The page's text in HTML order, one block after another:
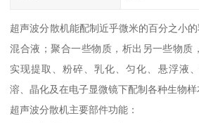
超声波分散机能配制近乎微米的百分之小
混合液；聚合一些物质，析出另一些物质
实现提取、粉碎、乳化、匀化、悬浮液
溶、晶化及在电子显微镜下配制各种生物样
超声波分散机主要部件功能：